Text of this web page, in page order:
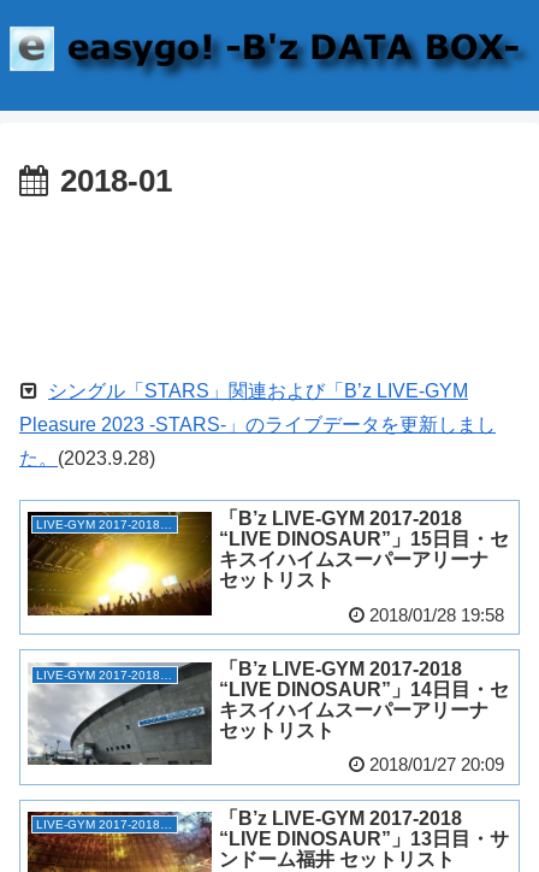
2018-01
シングル「STARS」関連および「B’z LIVE-GYM
Pleasure 2023 -STARS-」のライブデータを更新しまし
た。 (2023.9.28)
「B’z LIVE-GYM 2017-2018
“LIVE DINOSAUR”」15日目・セ
キスイハイムスーパーアリーナ
セットリスト
2018/01/28 19:58
「B’z LIVE-GYM 2017-2018
“LIVE DINOSAUR”」14日目・セ
キスイハイムスーパーアリーナ
セットリスト
2018/01/27 20:09
LIVE-GYM 2017-2018 “LIVE DINOSAUR”
「B’z LIVE-GYM 2017-2018
“LIVE DINOSAUR”」13日目・サ
ンドーム福井 セットリスト